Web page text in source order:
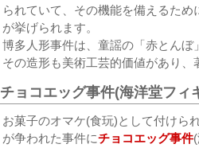
られていて、その機能を備えるた
が挙げられます。
博多人形事件は、童謡の「赤とんぼ
その造形も美術工芸的価値があり、
チョコエッグ事件(海洋堂フィ
お菓子のオマケ(食玩)として付けら
が争われた事件にチョコエッグ事件